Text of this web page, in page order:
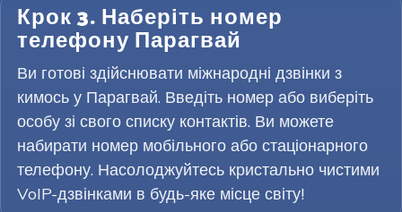
Крок 3. Наберіть номер
телефону Парагвай
Ви готові здійснювати міжнародні дзвінки з
кимось у Парагвай. Введіть номер або виберіть
особу зі свого списку контактів. Ви можете
набирати номер мобільного або стаціонарного
телефону. Насолоджуйтесь кристально чистими
VoIP-дзвінками в будь-яке місце світу!